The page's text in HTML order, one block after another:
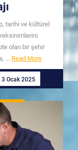
tarihi ve kültürel
olan bir şehir
... Read MoreRead
More
3 Ocak 2025